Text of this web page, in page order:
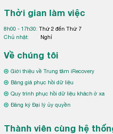
Thời gian làm việc
8h00 - 17h30: Thứ 2 đến Thứ 7
Chủ nhật:
Nghỉ
Về chúng tôi
Giới thiệu về Trung tâm iRecovery
Bảng giá phục hồi dữ liệu
Quy trình phục hồi dữ liệu khách ở xa
Đăng ký Đại lý ủy quyền
Thành viên cùng hệ